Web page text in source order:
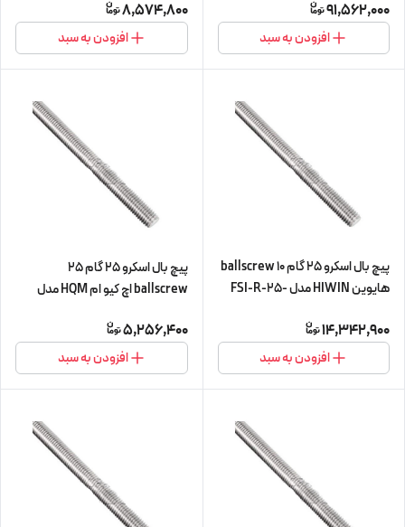
سی)
91,562,000
افزودن به سبد
cnc سی ان سی) (اورجینال وارداتی)
8,574,800
افزودن به سبد
پیچ بال اسکرو 25 گام 10 ballscrew
هایوین HIWIN مدل FSI-R-25-
سی)
14,342,900
افزودن به سبد
پیچ بال اسکرو 25 گام 25
ballscrew اچ کیو ام HQM مدل
cnc سی ان سی) (اورجینال وارداتی)
5,256,400
افزودن به سبد